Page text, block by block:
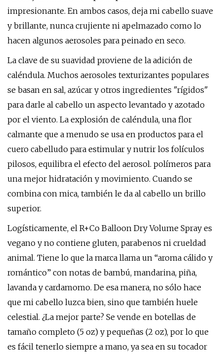
impresionante. En ambos casos, deja mi cabello suave
y brillante, nunca crujiente ni apelmazado como lo
hacen algunos aerosoles para peinado en seco.
La clave de su suavidad proviene de la adición de
caléndula. Muchos aerosoles texturizantes populares
se basan en sal, azúcar y otros ingredientes "rígidos"
para darle al cabello un aspecto levantado y azotado
por el viento. La explosión de caléndula, una flor
calmante que a menudo se usa en productos para el
cuero cabelludo para estimular y nutrir los folículos
pilosos, equilibra el efecto del aerosol. polímeros para
una mejor hidratación y movimiento. Cuando se
combina con mica, también le da al cabello un brillo
superior.
Logísticamente, el R+Co Balloon Dry Volume Spray es
vegano y no contiene gluten, parabenos ni crueldad
animal. Tiene lo que la marca llama un “aroma cálido y
romántico” con notas de bambú, mandarina, piña,
lavanda y cardamomo. De esa manera, no sólo hace
que mi cabello luzca bien, sino que también huele
celestial. ¿La mejor parte? Se vende en botellas de
tamaño completo (5 oz) y pequeñas (2 oz), por lo que
es fácil tenerlo siempre a mano, ya sea en su tocador